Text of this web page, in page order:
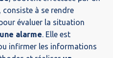
consiste à se rendre
évaluer la situation
alarme . Elle est
infirmer les informations